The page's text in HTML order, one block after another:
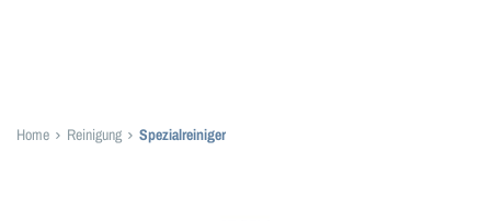
Home Reinigung Spezialreiniger